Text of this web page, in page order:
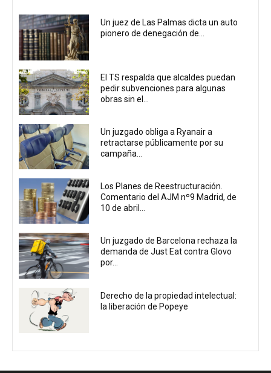
Un juez de Las Palmas dicta un auto
pionero de denegación de...
El TS respalda que alcaldes puedan
pedir subvenciones para algunas
obras sin el...
Un juzgado obliga a Ryanair a
retractarse públicamente por su
campaña...
Los Planes de Reestructuración.
Comentario del AJM nº9 Madrid, de
10 de abril...
Un juzgado de Barcelona rechaza la
demanda de Just Eat contra Glovo
por...
Derecho de la propiedad intelectual:
la liberación de Popeye